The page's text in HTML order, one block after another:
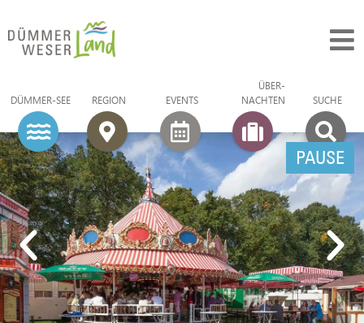
DÜMMER-SEE REGION EVENTS
ÜBER­
NACHTEN
SUCHE
PAUSE